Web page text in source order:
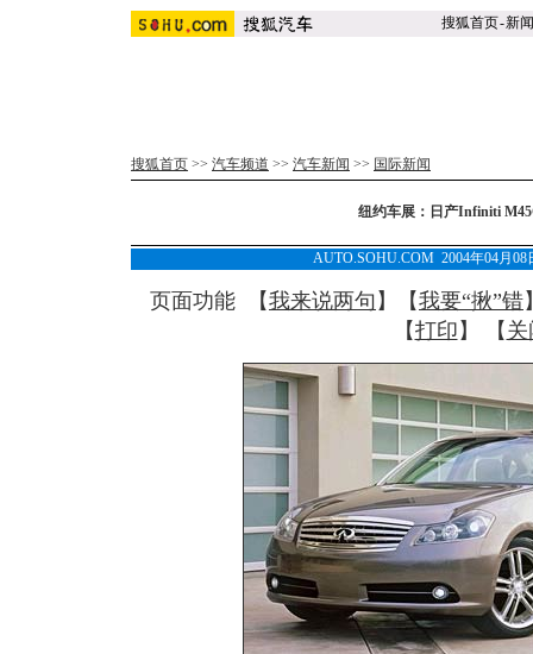
搜狐首页-新闻
搜狐首页 >> 汽车频道 >> 汽车新闻 >> 国际新闻
纽约车展：日产Infiniti
AUTO.SOHU.COM 2004年04月
页面功能 【我来说两句 】【我要“揪”错
【打印 】 【 关